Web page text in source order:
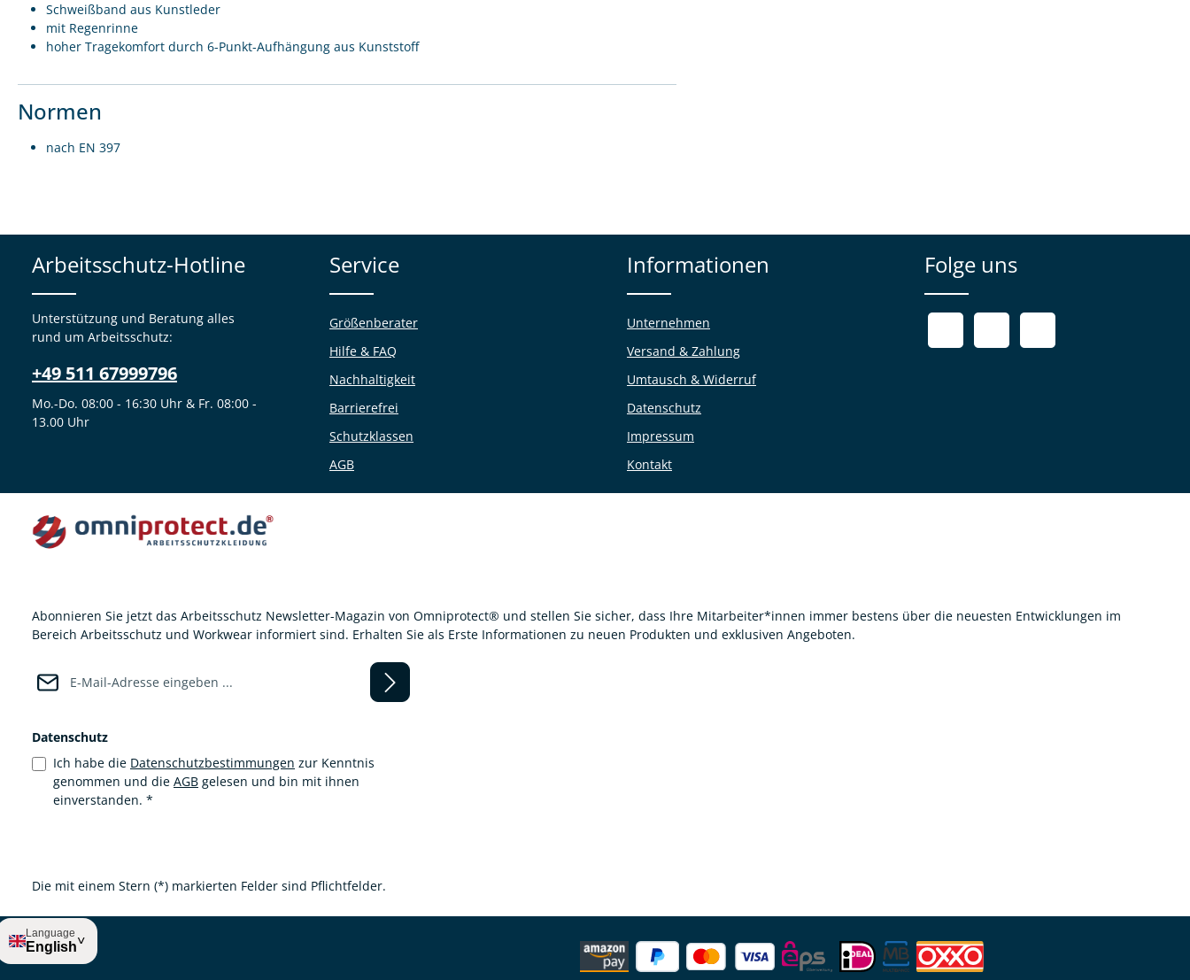
Schweißband aus Kunstleder
mit Regenrinne
hoher Tragekomfort durch 6-Punkt-Aufhängung aus Kunststoff
Normen
nach EN 397
Arbeitsschutz-Hotline
Unterstützung und Beratung alles
rund um Arbeitsschutz:
+49 511 67999796
Mo.-Do. 08:00 - 16:30 Uhr & Fr. 08:00 -
13.00 Uhr
Service
Größenberater
Hilfe & FAQ
Nachhaltigkeit
Barrierefrei
Schutzklassen
AGB
Informationen
Unternehmen
Versand & Zahlung
Umtausch & Widerruf
Datenschutz
Impressum
Kontakt
Folge uns
Abonnieren Sie jetzt das Arbeitsschutz Newsletter-Magazin von Omniprotect® und stellen Sie sicher, dass Ihre Mitarbeiter*innen immer bestens über die neuesten Entwicklungen im
Bereich Arbeitsschutz und Workwear informiert sind. Erhalten Sie als Erste Informationen zu neuen Produkten und exklusiven Angeboten.
Datenschutz
Ich habe die Datenschutzbestimmungen zur Kenntnis
genommen und die AGB gelesen und bin mit ihnen
einverstanden. *
Die mit einem Stern (*) markierten Felder sind Pflichtfelder.
Language
English˅